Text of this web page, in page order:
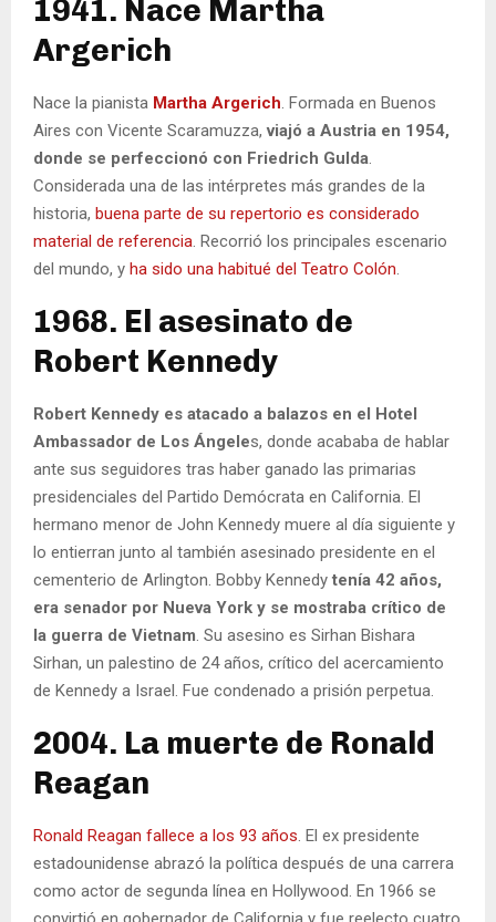
1941. Nace Martha
Argerich
Nace la pianista Martha Argerich. Formada en Buenos
Aires con Vicente Scaramuzza,viajó a Austria en 1954,
donde se perfeccionó con Friedrich Gulda.
Considerada una de las intérpretes más grandes de la
historia, buena parte de su repertorio es considerado
material de referencia. Recorrió los principales escenario
del mundo, y ha sido una habitué del Teatro Colón.
1968. El asesinato de
Robert Kennedy
Robert Kennedy es atacado a balazos en el Hotel
Ambassador de Los Ángeles, donde acababa de hablar
ante sus seguidores tras haber ganado las primarias
presidenciales del Partido Demócrata en California. El
hermano menor de John Kennedy muere al día siguiente y
lo entierran junto al también asesinado presidente en el
cementerio de Arlington. Bobby Kennedy tenía 42 años,
era senador por Nueva York y se mostraba crítico de
la guerra de Vietnam. Su asesino es Sirhan Bishara
Sirhan, un palestino de 24 años, crítico del acercamiento
de Kennedy a Israel. Fue condenado a prisión perpetua.
2004. La muerte de Ronald
Reagan
Ronald Reagan fallece a los 93 años. El ex presidente
estadounidense abrazó la política después de una carrera
como actor de segunda línea en Hollywood. En 1966 se